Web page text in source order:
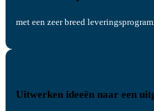
met een zeer breed
Uitwerken ideeën naar een